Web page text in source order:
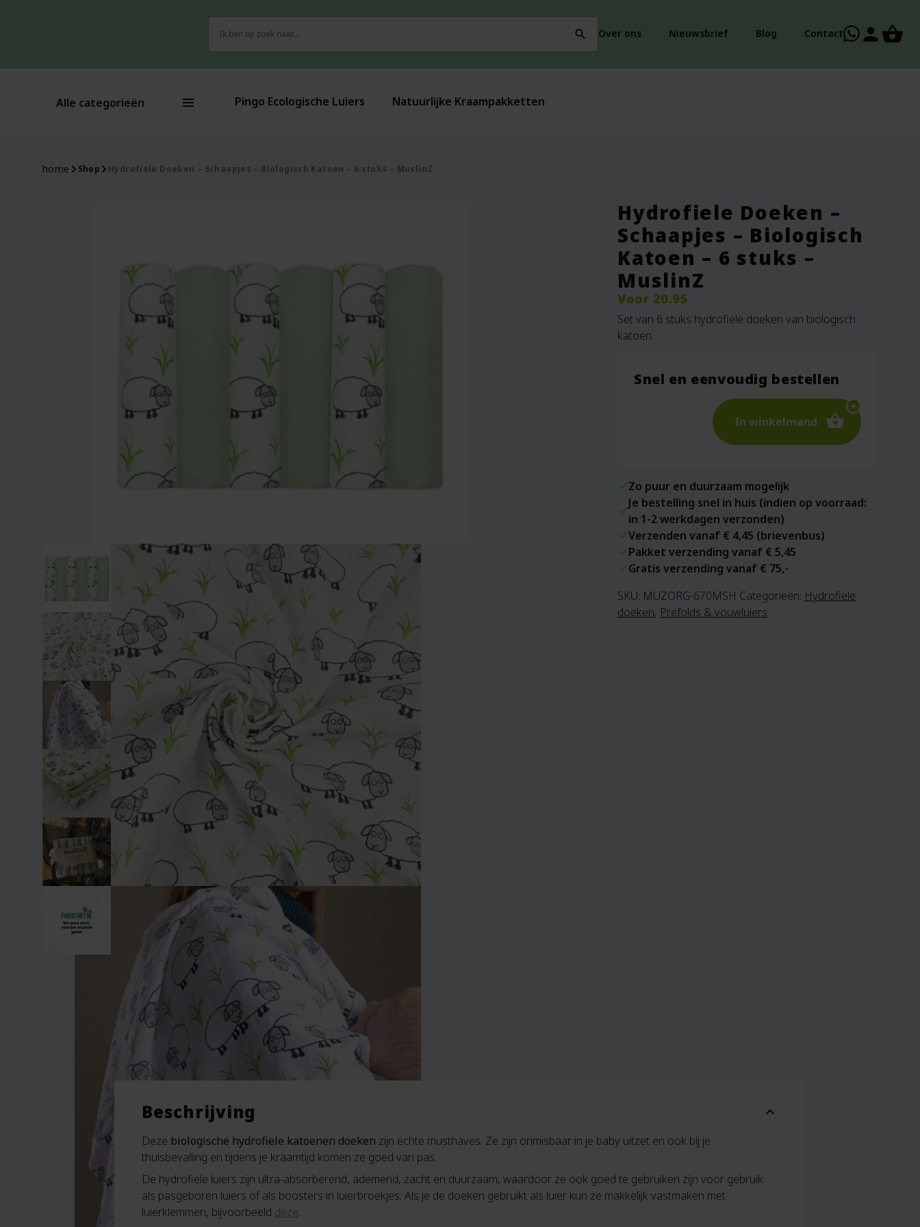
naar:
search Over ons Nieuwsbrief Blog Contact person
Alle categorieën Pingo Ecologische Luiers Natuurlijke Kraampakketten
home Shop Hydrofiele Doeken – Schaapjes – Biologisch Katoen – 6 stuks – MuslinZ
Hydrofiele Doeken –
Schaapjes – Biologisch
Katoen – 6 stuks –
MuslinZ
Voor 20.95
Set van 6 stuks hydrofiele doeken van biologisch
katoen.
Snel en eenvoudig bestellen
In winkelmand
Zo puur en duurzaam mogelijk
Je bestelling snel in huis (indien op voorraad:
in 1-2 werkdagen verzonden)
Verzenden vanaf € 4,45 (brievenbus)
Pakket verzending vanaf € 5,45
Gratis verzending vanaf € 75,-
SKU: MUZORG-670MSH Categorieën: Hydrofiele
doeken, Prefolds & vouwluiers
Beschrijving expand_more
Deze biologische hydrofiele katoenen doeken zijn echte musthaves. Ze zijn onmisbaar in je baby uitzet en ook bij je
thuisbevalling en tijdens je kraamtijd komen ze goed van pas.
De hydrofiele luiers zijn ultra-absorberend, ademend, zacht en duurzaam, waardoor ze ook goed te gebruiken zijn voor gebruik
als pasgeboren luiers of als boosters in luierbroekjes. Als je de doeken gebruikt als luier kun ze makkelijk vastmaken met
luierklemmen, bijvoorbeeld deze.